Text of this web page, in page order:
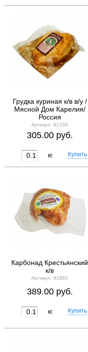
Грудка куриная к/в в/у /
Мясной Дом Карелия/
Россия
Артикул: 82156
305.00 руб.
кг.
Карбонад Крестьянский
к/в
Артикул: 81883
389.00 руб.
кг.